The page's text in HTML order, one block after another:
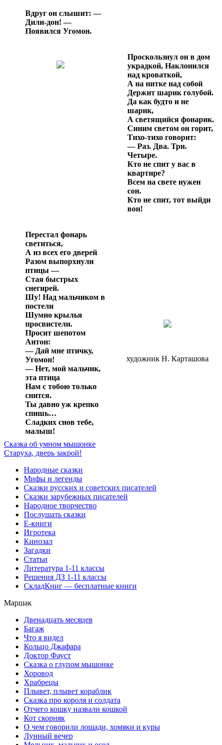
Вдруг он слышит: —
Дили-дон! —
Появился Угомон.
Проскользнул он в дом
украдкой, Наклонился
над кроваткой,
А на нитке над собой
Держит шарик голубой.
Да как будто и не
шарик,
А светящийся фонарик.
Синим светом он горит,
Тихо-тихо говорит:
— Раз. Два. Три.
Четыре.
Кто не спит у вас в
квартире?
Всем на свете нужен
сон.
Кто не спит, тот выйди
вон!
Перестал фонарь
светиться,
А из всех его дверей
Разом выпорхнули
птицы —
Стая быстрых
снегирей.
Шу! Над мальчиком в
постели
Шумно крылья
просвистели.
Просит шепотом
Антон:
— Дай мне птичку,
Угомон!
— Нет, мой мальчик,
эта птица
Нам с тобою только
снится.
Ты давно уж крепко
спишь…
Сладких снов тебе,
малыш!
художник Н. Карташова
Сказка об умном мышонке
Старуха, дверь закрой!
Народные сказки
Мифы и легенды
Сказки русских и советских писателей
Сказки зарубежных писателей
Народное творчество
Послушать сказки
Е-книги
Игротека
Кинозал
Загадки
Статьи
Литература 1-11 классы
Решения ДЗ 1-11 классы
СкладКниг — бесплатные книги
Маршак
Двенадцать месяцев
Багаж
Что я видел
Кольцо Джафара
Доктор Фауст
Сказка о глупом мышонке
Хоровод
Храбрецы
Плывет, плывет кораблик
Сказка про короля и солдата
Отчего кошку назвали кошкой
Кот скорняк
О чем говорили лошади, хомяки и куры
Лунный вечер